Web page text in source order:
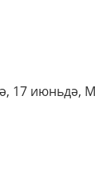
17 июньдә,